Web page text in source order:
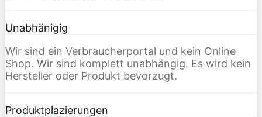
Unabhänigig
Wir sind ein Verbraucherportal und kein Online
Shop. Wir sind komplett unabhängig. Es wird kein
Hersteller oder Produkt bevorzugt.
Produktplazierungen